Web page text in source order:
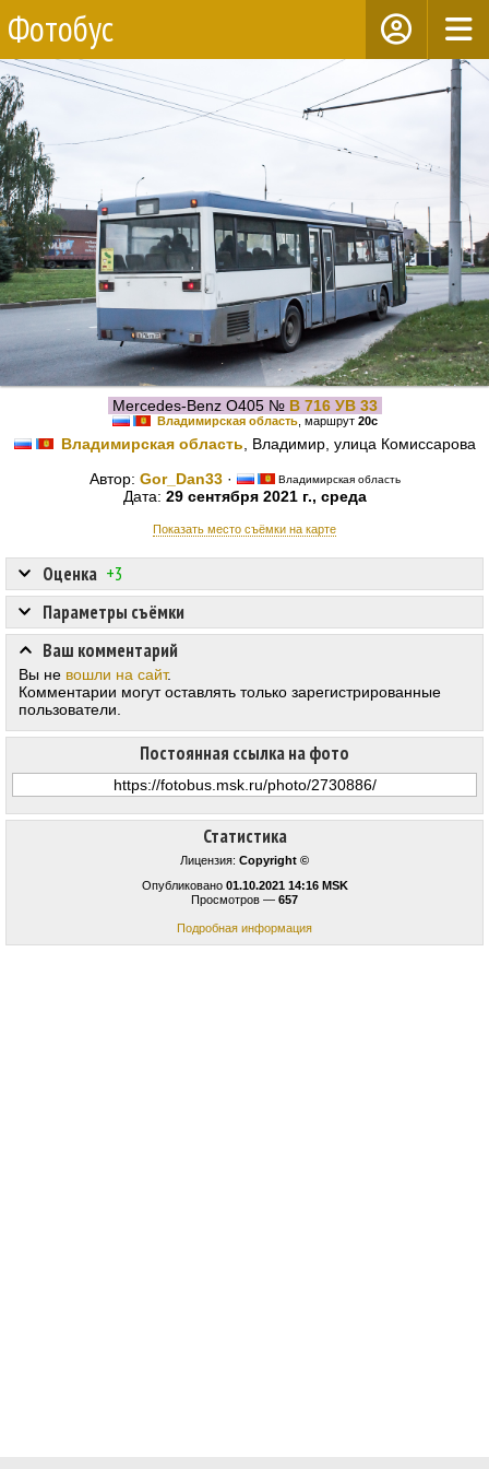
Фотобус
Mercedes-Benz O405 № В 716 УВ 33
Владимирская область, маршрут 20с
Владимирская область , Владимир, улица Комиссарова
Автор: Gor_Dan33· Владимирская область
Дата: 29 сентября 2021 г., среда
Показать место съёмки на карте
Статистика
Лицензия: Copyright ©
Опубликовано 01.10.2021 14:16 MSK
Просмотров — 657
Подробная информация
Оценка +3
Постоянная ссылка на фото
Параметры съёмки
Ваш комментарий
Вы не вошли на сайт.
Комментарии могут оставлять только зарегистрированные
пользователи.